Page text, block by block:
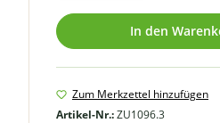
In den
Zum Merkzettel hinzufügen
Artikel-Nr.:ZU1096.3